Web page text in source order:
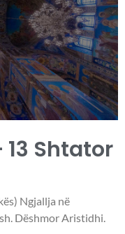
Shtator
Ngjallja në
Dëshmor Aristidhi.